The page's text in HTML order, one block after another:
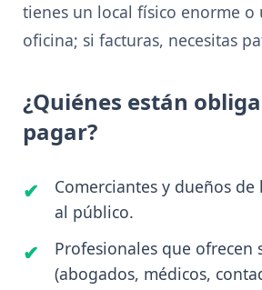
tienes un local físico enorme o
oficina; si facturas, necesitas
¿Quiénes están
pagar?
Comerciantes y dueños
al público.
Profesionales que ofrecen
(abogados, médicos,